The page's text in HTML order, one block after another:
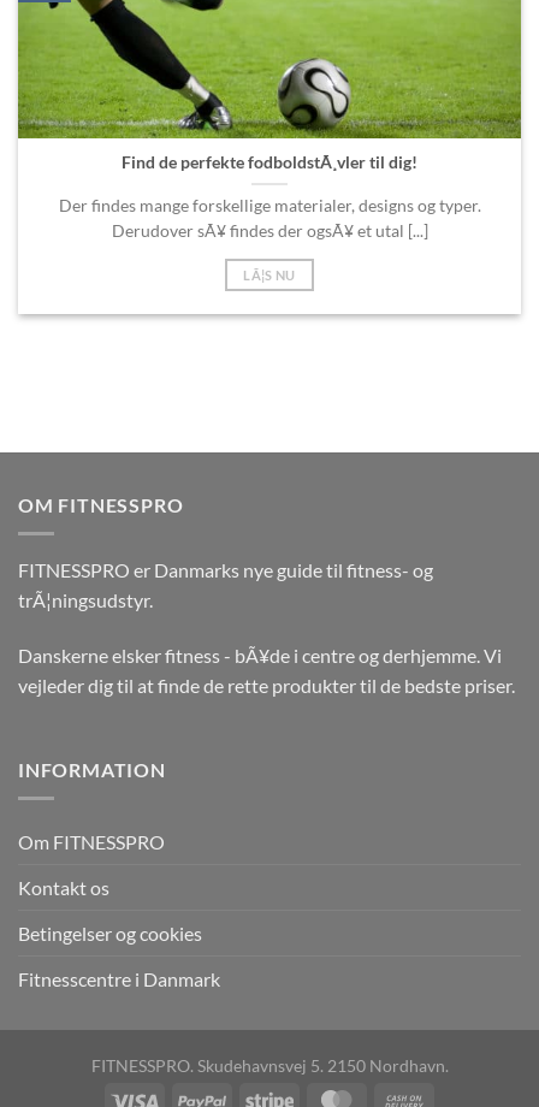
Find de perfekte fodboldstÃ¸vler til dig!
Der findes mange forskellige materialer, designs og typer.
Derudover sÃ¥ findes der ogsÃ¥ et utal [...]
LÃ¦S NU
OM FITNESSPRO
FITNESSPRO er Danmarks nye guide til fitness- og
trÃ¦ningsudstyr.
Danskerne elsker fitness - bÃ¥de i centre og derhjemme. Vi
vejleder dig til at finde de rette produkter til de bedste priser.
INFORMATION
Om FITNESSPRO
Kontakt os
Betingelser og cookies
Fitnesscentre i Danmark
FITNESSPRO. Skudehavnsvej 5. 2150 Nordhavn.